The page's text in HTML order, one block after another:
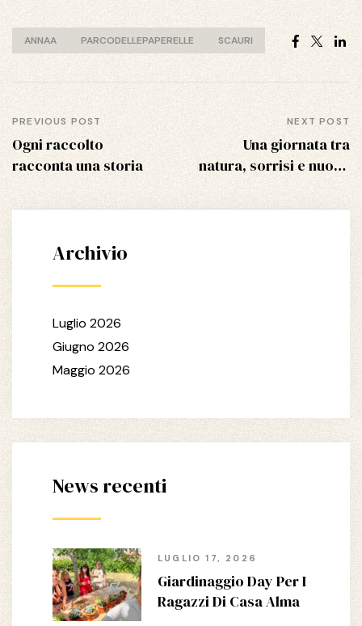
ANNAA PARCODELLEPAPERELLE SCAURI Facebook
PREVIOUS POST
Ogni raccolto
racconta una storia
NEXT POST
Una giornata tra
natura, sorrisi e nuove
emozioni
Archivio
Luglio 2026
Giugno 2026
Maggio 2026
News recenti
LUGLIO 17, 2026
Giardinaggio Day Per I
Ragazzi Di Casa Alma